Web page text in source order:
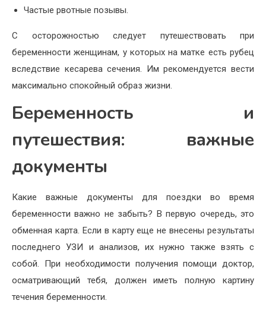
Частые рвотные позывы.
С осторожностью следует путешествовать при
беременности женщинам, у которых на матке есть рубец
вследствие кесарева сечения. Им рекомендуется вести
максимально спокойный образ жизни.
Беременность и
путешествия: важные
документы
Какие важные документы для поездки во время
беременности важно не забыть? В первую очередь, это
обменная карта. Если в карту еще не внесены результаты
последнего УЗИ и анализов, их нужно также взять с
собой. При необходимости получения помощи доктор,
осматривающий тебя, должен иметь полную картину
течения беременности.